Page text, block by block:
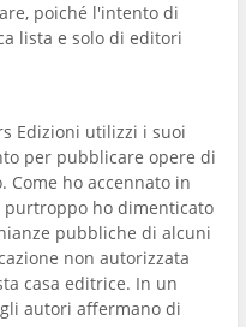
poiché l'intento di
lista e solo di editori
Edizioni utilizzi i suoi
per pubblicare opere di
Come ho accennato in
purtroppo ho dimenticato
pubbliche di alcuni
non autorizzata
casa editrice. In un
autori affermano di